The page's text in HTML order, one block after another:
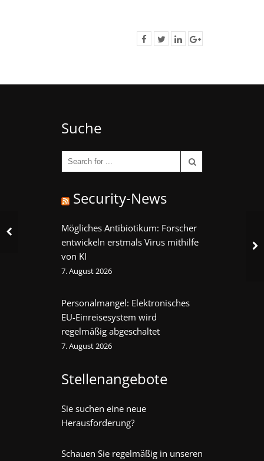
Suche
Security-News
Mögliches Antibiotikum: Forscher
entwickeln erstmals Virus mithilfe
von KI
7. August 2026
Personalmangel: Elektronisches
EU-Einreisesystem wird
regelmäßig abgeschaltet
7. August 2026
Stellenangebote
Sie suchen eine neue
Herausforderung?
Schauen Sie regelmäßig in unseren